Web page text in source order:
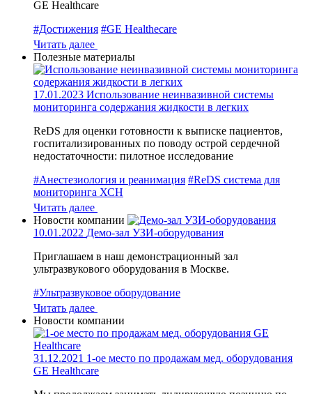
GE Healthcare
#Достижения #GE Healthecare
Читать далее
Полезные материалы
17.01.2023 Использование неинвазивной системы
мониторинга содержания жидкости в легких
ReDS для оценки готовности к выписке пациентов,
госпитализированных по поводу острой сердечной
недостаточности: пилотное исследование
#Анестезиология и реанимация #ReDS система для
мониторинга ХСН
Читать далее
Новости компании
10.01.2022 Демо-зал УЗИ-оборудования
Приглашаем в наш демонстрационный зал
ультразвукового оборудования в Москве.
#Ультразвуковое оборудование
Читать далее
Новости компании
31.12.2021 1-ое место по продажам мед. оборудования
GE Healthcare